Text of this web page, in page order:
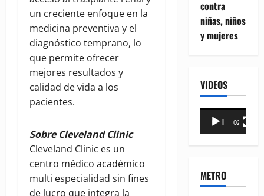
un creciente enfoque en la
medicina preventiva y el
diagnóstico temprano, lo
que permite ofrecer
mejores resultados y
calidad de vida a los
pacientes.
Sobre Cleveland Clinic
Cleveland Clinic es un
centro médico académico
multi especialidad sin fines
de lucro que integra la
contra
niñas, niños
y mujeres
VIDEOS
Reproductor
00:00 02:18
METRO